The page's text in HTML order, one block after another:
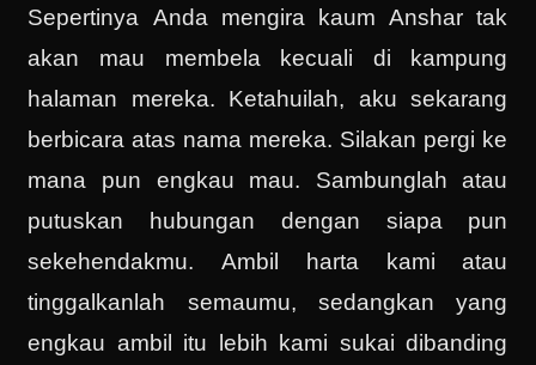
Sepertinya Anda mengira kaum Anshar tak
akan mau membela kecuali di kampung
halaman mereka. Ketahuilah, aku sekarang
berbicara atas nama mereka. Silakan pergi ke
mana pun engkau mau. Sambunglah atau
putuskan hubungan dengan siapa pun
sekehendakmu. Ambil harta kami atau
tinggalkanlah semaumu, sedangkan yang
engkau ambil itu lebih kami sukai dibanding